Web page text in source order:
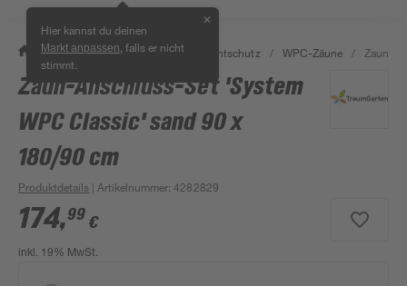
Hier kannst du deinen
Markt anpassen , falls er nicht
stimmt.
✕
/ Garten & Freizeit / Zäune & Sichtschutz / WPC-Zäune / Zaun-
Zaun-Anschluss-Set 'System
WPC Classic' sand 90 x
180/90 cm
Produktdetails | Artikelnummer:4282829
174,99 €
inkl. 19% MwSt.